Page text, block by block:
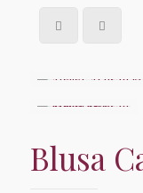
Blusa